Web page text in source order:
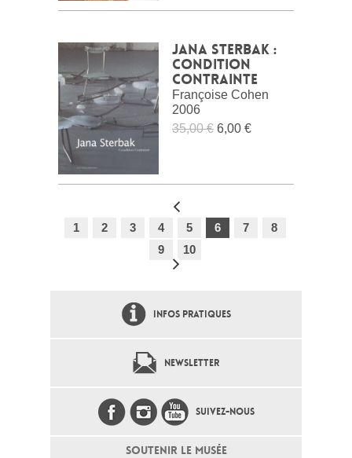
Jana Sterbak :
Condition
Contrainte
Françoise Cohen
2006
35,00 € 6,00 €
1 2 3 4 5 6 7
8
9
10
INFOS PRATIQUES
NEWSLETTER
SUIVEZ-NOUS
SOUTENIR LE MUSÉE